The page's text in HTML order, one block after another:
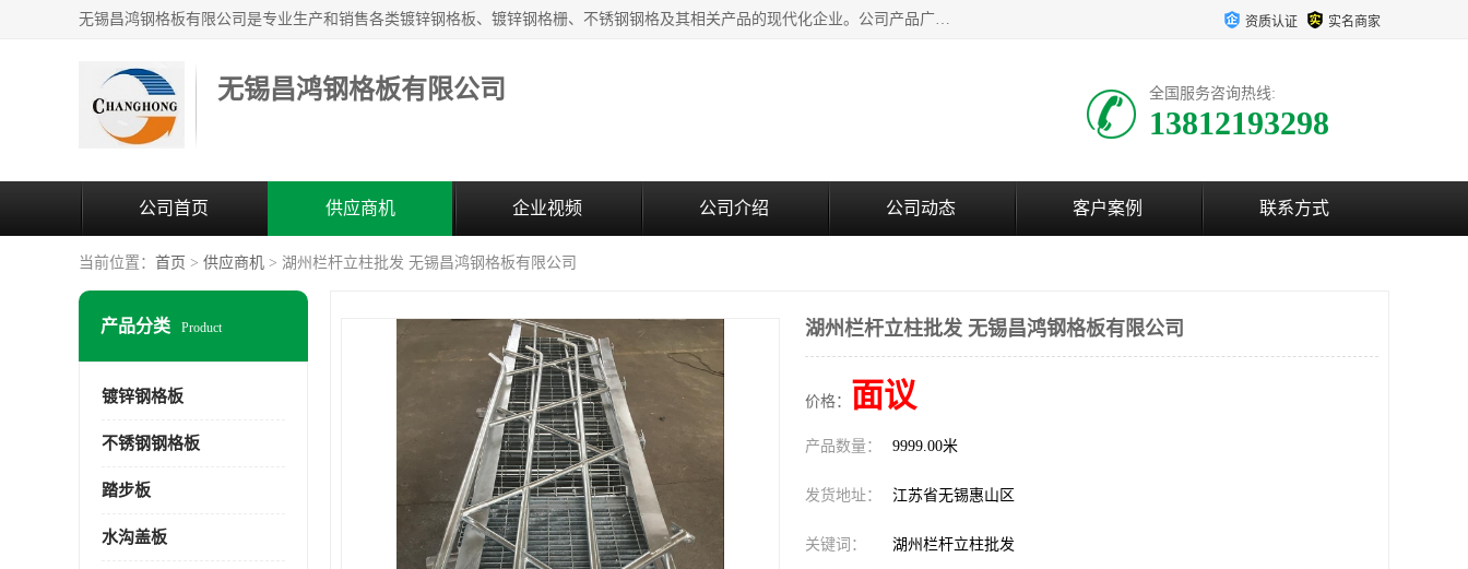
无锡昌鸿钢格板有限公司是专业生产和销售各类镀锌钢格板、镀锌钢格栅、不锈钢钢格及其相关产品的现代化企业。公司产品广泛运用于石油、化工、港口、电力、运输、造纸、医药、钢铁、食品、市政、房地产、制造业等各个领域。 资质认证 实名商家
无锡昌鸿钢格板有限公司 全国服务咨询热线:
13812193298
公司首页 供应商机 企业视频 公司介绍 公司动态 客户案例 联系方式
当前位置： 首页 > 供应商机 > 湖州栏杆立柱批发 无锡昌鸿钢格板有限公司
产品分类 Product
镀锌钢格板
不锈钢钢格板
踏步板
水沟盖板
湖州栏杆立柱批发 无锡昌鸿钢格板有限公司
价格： 面议
产品数量： 9999.00米
发货地址： 江苏省无锡惠山区
关键词： 湖州栏杆立柱批发